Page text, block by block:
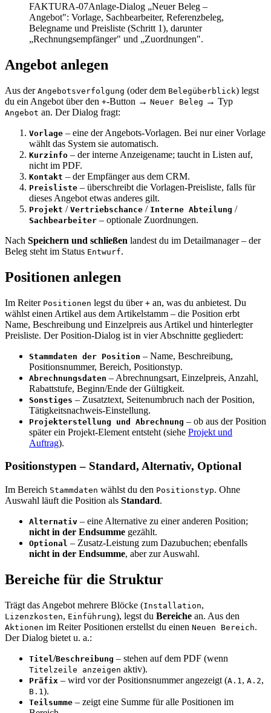
FAKTURA-07Anlage-Dialog „Neuer Beleg –
Angebot": Vorlage, Sachbearbeiter, Referenzbeleg,
Belegname und Preisliste (Schritt 1), darunter
„Rechnungsempfänger" und „Zuordnungen".
Angebot anlegen
Aus der Angebotsverfolgung (oder dem Belegüberblick) legst
du ein Angebot über den +-Button → Neuer Beleg → Typ
Angebot an. Der Dialog fragt:
Vorlage – eine der Angebots-Vorlagen. Bei nur einer Vorlage
wählt das System sie automatisch.
Kurzinfo – der interne Anzeigename; taucht in Listen auf,
nicht im PDF.
Kontakt – der Empfänger aus dem CRM.
Preisliste – überschreibt die Vorlagen-Preisliste, falls für
dieses Angebot etwas anderes gilt.
Projekt / Vertriebschance / Interne Abteilung /
Sachbearbeiter – optionale Zuordnungen.
Nach Speichern und schließen landest du im Detailmanager – der
Beleg steht im Status Entwurf.
Positionen anlegen
Im Reiter Positionen legst du über + an, was du anbietest. Du
wählst einen Artikel aus dem Artikelstamm – die Position erbt
Name, Beschreibung und Einzelpreis aus Artikel und hinterlegter
Preisliste. Der Position-Dialog ist in vier Abschnitte gegliedert:
Stammdaten der Position – Name, Beschreibung,
Positionsnummer, Bereich, Positionstyp.
Abrechnungsdaten – Abrechnungsart, Einzelpreis, Anzahl,
Rabattstufe, Beginn/Ende der Gültigkeit.
Sonstiges – Zusatztext, Seitenumbruch nach der Position,
Tätigkeitsnachweis-Einstellung.
Projekterstellung und Abrechnung – ob aus der Position
später ein Projekt-Element entsteht (siehe Projekt und
Auftrag).
Positionstypen – Standard, Alternativ, Optional
Im Bereich Stammdaten wählst du den Positionstyp. Ohne
Auswahl läuft die Position als Standard.
Alternativ – eine Alternative zu einer anderen Position;
nicht in der Endsumme gezählt.
Optional – Zusatz-Leistung zum Dazubuchen; ebenfalls
nicht in der Endsumme, aber zur Auswahl.
Bereiche für die Struktur
Trägt das Angebot mehrere Blöcke (Installation,
Lizenzkosten, Einführung), legst du Bereiche an. Aus den
Aktionen im Reiter Positionen erstellst du einen Neuen Bereich.
Der Dialog bietet u. a.:
Titel /Beschreibung – stehen auf dem PDF (wenn
Titelzeile anzeigen aktiv).
Präfix – wird vor der Positionsnummer angezeigt (A.1 , A.2,
B.1 ).
Teilsumme – zeigt eine Summe für alle Positionen im